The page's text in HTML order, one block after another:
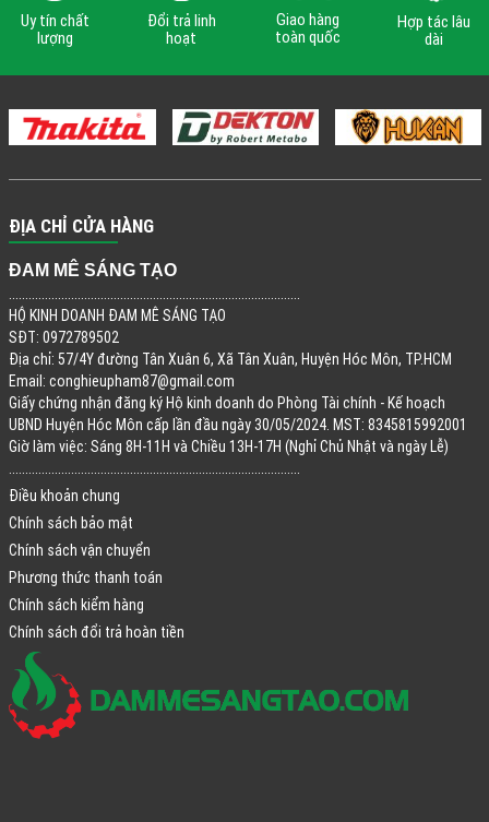
Uy tín chất
lượng
Đổi trả linh
hoạt
Giao hàng
toàn quốc
Hợp tác lâu
dài
ĐỊA CHỈ CỬA HÀNG
ĐAM MÊ SÁNG TẠO
.........................................................................................
HỘ KINH DOANH ĐAM MÊ SÁNG TẠO
SĐT: 0972789502
Địa chỉ: 57/4Y đường Tân Xuân 6, Xã Tân Xuân, Huyện Hóc Môn, TP.HCM
Email: conghieupham87@gmail.com
Giấy chứng nhận đăng ký Hộ kinh doanh do Phòng Tài chính - Kế hoạch
UBND Huyện Hóc Môn cấp lần đầu ngày 30/05/2024. MST: 8345815992001
Giờ làm việc: Sáng 8H-11H và Chiều 13H-17H (Nghỉ Chủ Nhật và ngày Lễ)
.........................................................................................
Điều khoản chung
Chính sách bảo mật
Chính sách vận chuyển
Phương thức thanh toán
Chính sách kiểm hàng
Chính sách đổi trả hoàn tiền